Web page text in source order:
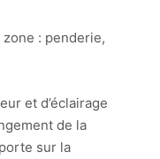
: penderie,
et d’éclairage
de la
sur la